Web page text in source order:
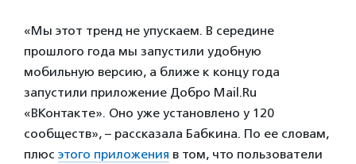
«Мы этот тренд не упускаем. В середине
прошлого года мы запустили удобную
мобильную версию, а ближе к концу года
запустили приложение Добро Mail.Ru
«ВКонтакте». Оно уже установлено у 120
сообществ», – рассказала Бабкина. По ее словам,
плюс этого приложения в том, что пользователи